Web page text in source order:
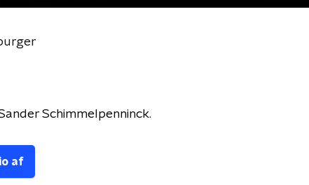
Schimmelpenninck.
af